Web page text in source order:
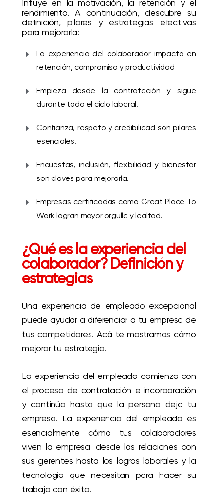
Influye en la motivación, la retención y el
rendimiento. A continuación,descubre su
definición, pilares y estrategias efectivas
para mejorarla:
La experiencia del colaborador impacta en
retención, compromiso y productividad
Empieza desde la contratación y sigue
durante todo el ciclo laboral.
Confianza, respeto y credibilidad son pilares
esenciales.
Encuestas, inclusión, flexibilidad y bienestar
son claves para mejorarla.
Empresas certificadas como Great Place To
Work logran mayor orgullo y lealtad.
¿Qué es la experiencia del
colaborador? Definición y
estrategias
Una experiencia de empleado excepcional
puede ayudar a diferenciar a tu empresa de
tus competidores. Acá te mostramos cómo
mejorar tu estrategia.
La experiencia del empleado comienza con
el proceso de contratación e incorporación
y continúa hasta que la persona deja tu
empresa. La experiencia del empleado es
esencialmente cómo tus colaboradores
viven la empresa, desde las relaciones con
sus gerentes hasta los logros laborales y la
tecnología que necesitan para hacer su
trabajo con éxito.